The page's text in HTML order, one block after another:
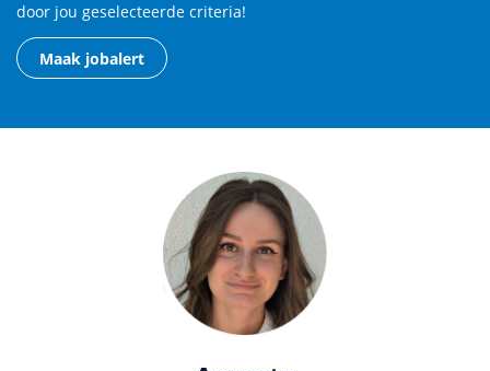
door jou geselecteerde criteria!
Maak jobalert